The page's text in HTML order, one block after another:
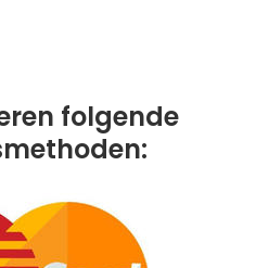
folgende